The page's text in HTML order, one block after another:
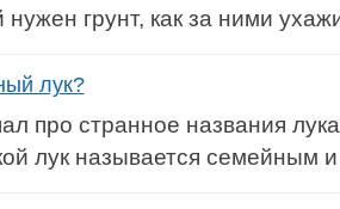
нужен грунт, как за ними
лук?
про странное названия
лук называется семейным